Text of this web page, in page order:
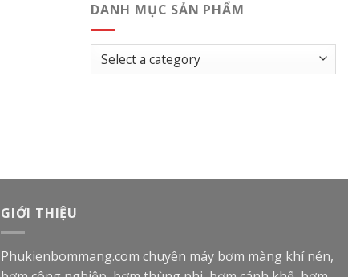
DANH MỤC SẢN PHẨM
GIỚI THIỆU
Phukienbommang.com chuyên máy bơm màng khí nén,